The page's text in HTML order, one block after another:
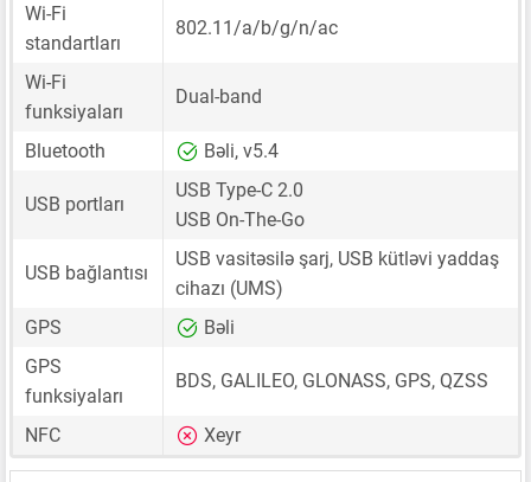
Wi-Fi
standartları
802.11/a/b/g/n/ac
Wi-Fi
funksiyaları
Dual-band
Bluetooth Bəli, v5.4
USB portları
USB Type-C 2.0
USB On-The-Go
USB bağlantısı
USB vasitəsilə şarj, USB kütləvi yaddaş
cihazı (UMS)
GPS
Bəli
GPS
funksiyaları
BDS, GALILEO, GLONASS, GPS, QZSS
NFC Xeyr